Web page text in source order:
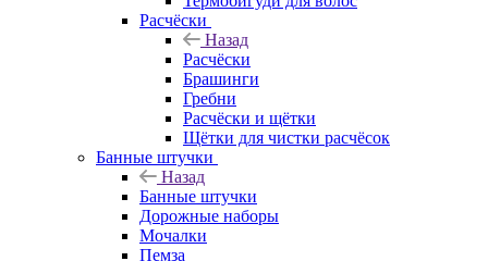
Расчёски
Назад
Расчёски
Брашинги
Гребни
Расчёски и щётки
Щётки для чистки расчёсок
Банные штучки
Назад
Банные штучки
Дорожные наборы
Мочалки
Пемза